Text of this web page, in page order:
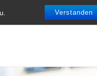
Verstanden
Infobriefe